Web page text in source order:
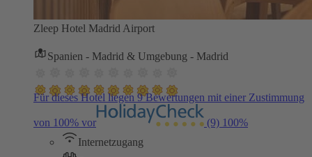
Zleep Hotel Madrid Airport
Spanien - Madrid & Umgebung - Madrid
Für dieses Hotel liegen 9 Bewertungen mit einer Zustimmung
von 100% vor (9) 100%
Internetzugang